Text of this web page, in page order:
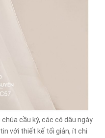
cầu kỳ, các cô dâu ngày
với thiết kế tối giản, ít chi